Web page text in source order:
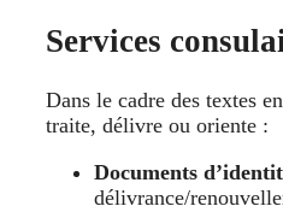
Services
Dans le cadre des textes
traite, délivre ou oriente :
Documents
délivrance/